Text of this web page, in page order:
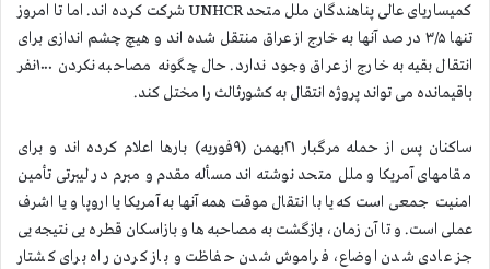
کمیساریای عالی پناهندگان ملل متحد UNHCR شرکت کرده اند. اما تا امروز
تنها ۳/۵ در صد آنها به خارج از عراق منتقل شده اند و هیچ چشم اندازی برای
انتقال بقیه به خارج از عراق وجود ندارد. حال چگونه مصاحبه نکردن ۱۰۰۰نفر
باقیمانده می تواند پروژه انتقال به کشورثالث را مختل کند.
ساکنان پس از حمله مرگبار ۲۱بهمن (۹فوریه) بارها اعلام کرده اند و برای
مقامهای آمریکا و ملل متحد نوشته اند مسأله مقدم و مبرم در لیبرتی تأمین
امنیت جمعی است که یا با انتقال موقت همه آنها به آمریکا یا اروپا و یا اشرف
عملی است. و تا آن زمان، بازگشت به مصاحبه ها و بازاسکان قطره یی نتیجه یی
جز عادی شدن اوضاع، فراموش شدن حفاظت و باز کردن راه برای کشتار